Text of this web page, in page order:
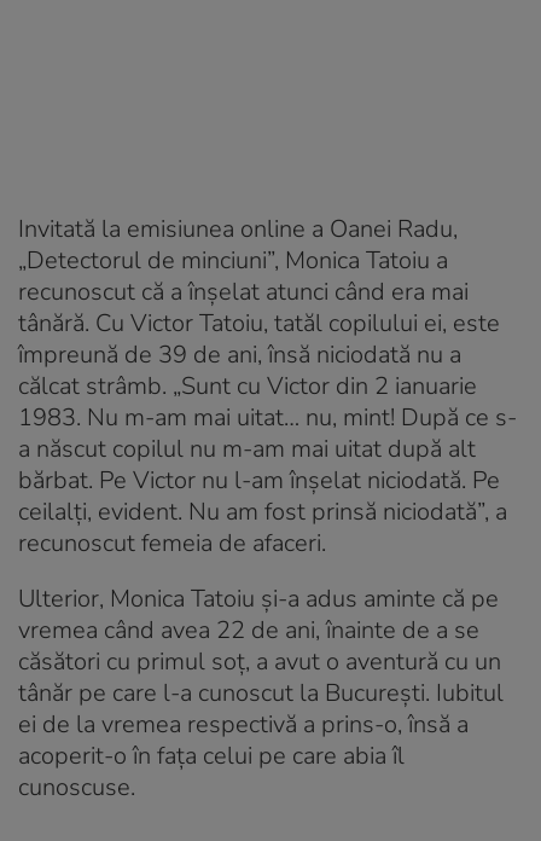
Invitată la emisiunea online a Oanei Radu,
„Detectorul de minciuni”, Monica Tatoiu a
recunoscut că a înșelat atunci când era mai
tânără. Cu Victor Tatoiu, tatăl copilului ei, este
împreună de 39 de ani, însă niciodată nu a
călcat strâmb. „Sunt cu Victor din 2 ianuarie
1983. Nu m-am mai uitat… nu, mint! După ce s-
a născut copilul nu m-am mai uitat după alt
bărbat. Pe Victor nu l-am înșelat niciodată. Pe
ceilalți, evident. Nu am fost prinsă niciodată”, a
recunoscut femeia de afaceri.
Ulterior, Monica Tatoiu și-a adus aminte că pe
vremea când avea 22 de ani, înainte de a se
căsători cu primul soț, a avut o aventură cu un
tânăr pe care l-a cunoscut la București. Iubitul
ei de la vremea respectivă a prins-o, însă a
acoperit-o în fața celui pe care abia îl
cunoscuse.